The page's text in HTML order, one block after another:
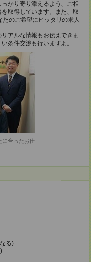
かり寄り添えるよう、ご相
取得しています。また、取
のご希望にピッタリの求人
アルな情報もお伝えできま
条件交渉も行いますよ。
に合ったお仕
なる)